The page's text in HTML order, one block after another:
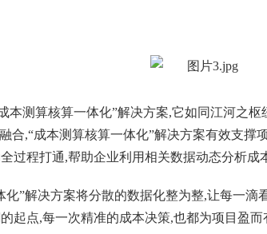
本测算核算一体化”解决方案,它如同江河之
合,“成本测算核算一体化”解决方案有效支撑
过程打通,帮助企业利用相关数据动态分析成
化”解决方案将分散的数据化整为整,让每一
起点,每一次精准的成本决策,也都为项目盈而